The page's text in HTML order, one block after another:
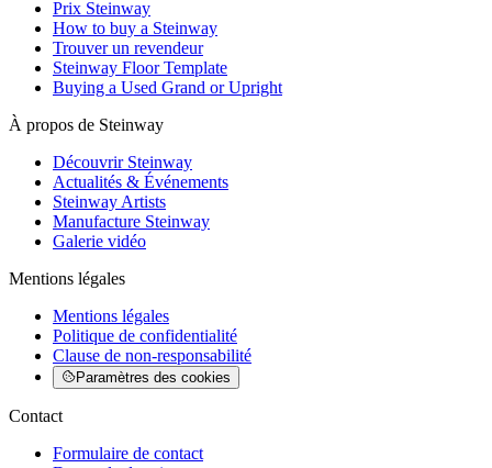
Prix Steinway
How to buy a Steinway
Trouver un revendeur
Steinway Floor Template
Buying a Used Grand or Upright
À propos de Steinway
Découvrir Steinway
Actualités & Événements
Steinway Artists
Manufacture Steinway
Galerie vidéo
Mentions légales
Mentions légales
Politique de confidentialité
Clause de non-responsabilité
Paramètres des cookies
Contact
Formulaire de contact